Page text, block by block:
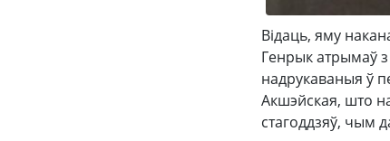
Відаць, яму
Генрык атрымаў
надрукаваныя ў
Акшэйская, што
стагоддзяў, чым